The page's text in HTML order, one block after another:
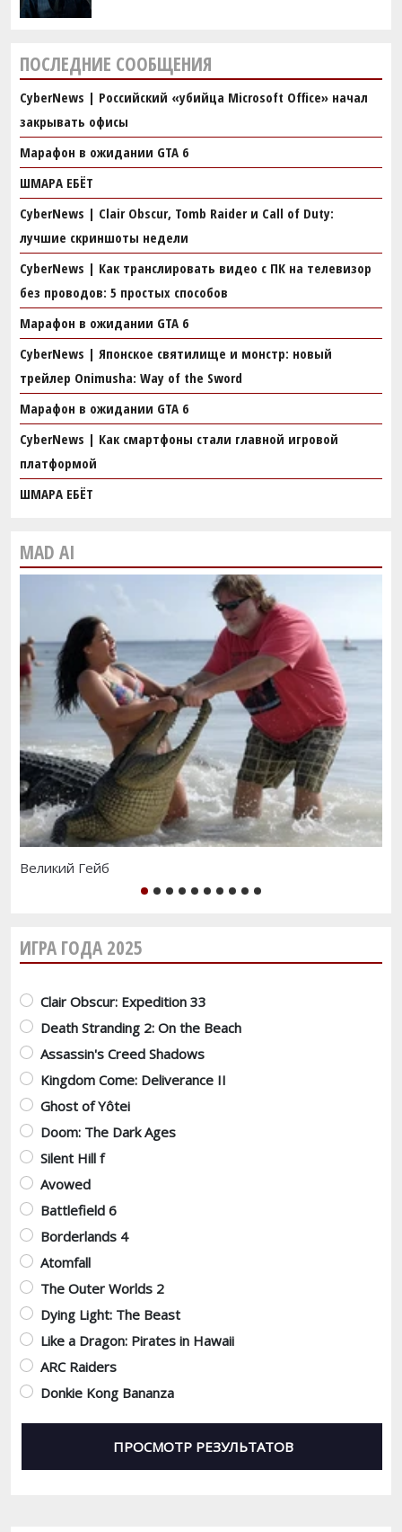
ПОСЛЕДНИЕ СООБЩЕНИЯ
CyberNews | Российский «убийца Microsoft Office» начал
закрывать офисы
Марафон в ожидании GTA 6
ШМАРА ЕБЁТ
CyberNews | Clair Obscur, Tomb Raider и Call of Duty:
лучшие скриншоты недели
CyberNews | Как транслировать видео с ПК на телевизор
без проводов: 5 простых способов
Марафон в ожидании GTA 6
CyberNews | Японское святилище и монстр: новый
трейлер Onimusha: Way of the Sword
Марафон в ожидании GTA 6
CyberNews | Как смартфоны стали главной игровой
платформой
ШМАРА ЕБЁТ
MAD AI
Великий Гейб
1 2 3
ИГРА ГОДА 2025
Варианты
Clair Obscur: Expedition 33
Death Stranding 2: On the Beach
Assassin's Creed Shadows
Kingdom Come: Deliverance II
Ghost of Yôtei
Doom: The Dark Ages
Silent Hill f
Avowed
Battlefield 6
Borderlands 4
Atomfall
The Outer Worlds 2
Dying Light: The Beast
Like a Dragon: Pirates in Hawaii
ARC Raiders
Donkie Kong Bananza